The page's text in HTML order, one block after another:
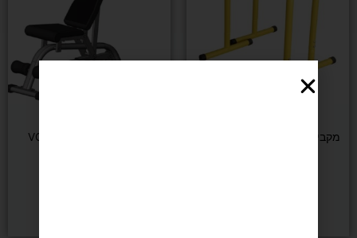
מקבילים אקולייזר גובה מתכוונן